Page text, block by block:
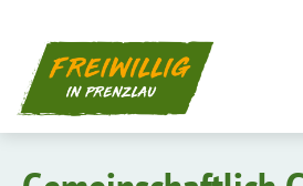
Direkt